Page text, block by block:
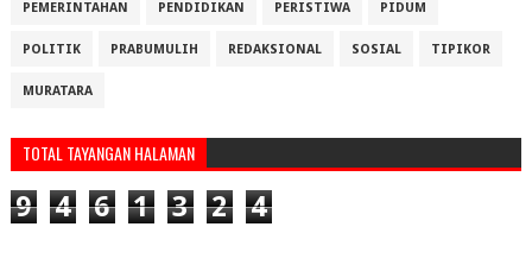
PEMERINTAHAN PENDIDIKAN PERISTIWA PIDUM
POLITIK PRABUMULIH REDAKSIONAL SOSIAL TIPIKOR
MURATARA
TOTAL TAYANGAN HALAMAN
9 4 6 1 3 2 4